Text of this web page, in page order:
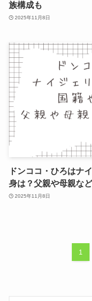
族構成も
2025年11月8日
ドンココ・ひろはナ
身は？父親や母親な
2025年11月8日
1